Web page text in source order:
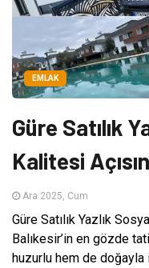
EMLAK
Güre Satılık
Kalitesi
Ara 2025, Cum
Güre Satılık Yazlık
Balıkesir’in en gözde
huzurlu hem de doğayla